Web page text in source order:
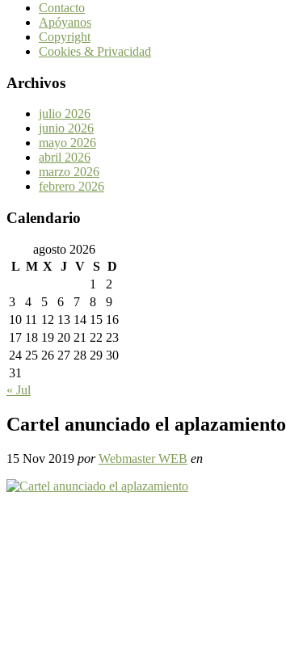
Contacto
Apóyanos
Copyright
Cookies & Privacidad
Archivos
julio 2026
junio 2026
mayo 2026
abril 2026
marzo 2026
febrero 2026
Calendario
agosto 2026
L M X J V S D
1
2
3
4 5 6 7 8
9
10 11 12 13 14 15 16
17 18 19 20 21 22 23
24 25 26 27 28 29 30
31
« Jul
Cartel anunciado el aplazamiento
15 Nov 2019 por Webmaster WEB en